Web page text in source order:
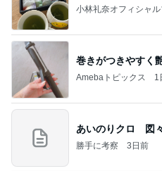
小林礼奈オフィシャ
巻きがつきやすく
Amebaトピックス 1
あいのりクロ 図
勝手に考察 3日前